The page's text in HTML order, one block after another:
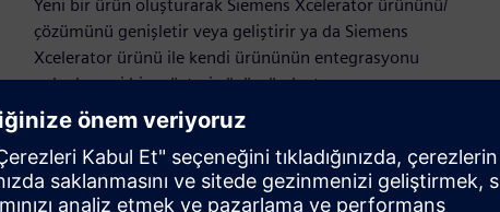
Yeni bir ürün oluşturarak Siemens Xcelerator ürününü/
çözümünü genişletir veya geliştirir ya da Siemens
Xcelerator ürünü ile kendi ürününün entegrasyonu
yoluyla yeni bir müşteri çözümü oluşturur